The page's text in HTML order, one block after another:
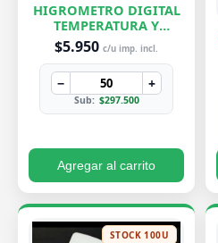
HIGROMETRO DIGITAL
TEMPERATURA Y
HUMEDAD
$5.950 c/u imp. incl.
− +
Sub: $297.500
Agregar al carrito
STOCK 100U